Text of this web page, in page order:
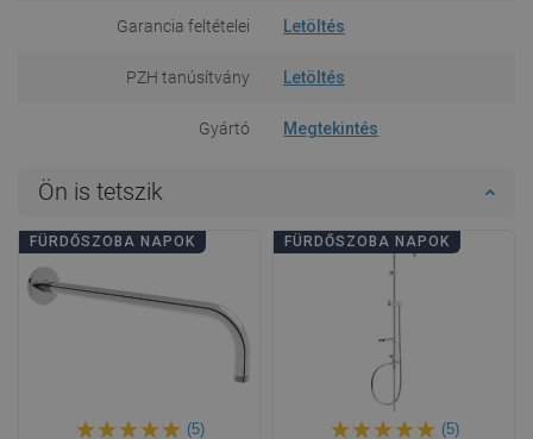
Garancia feltételei Letöltés
PZH tanúsítvány Letöltés
Gyártó Megtekintés
Ön is tetszik
FÜRDŐSZOBA NAPOK
(5)
FÜRDŐSZOBA NAPOK
(5)